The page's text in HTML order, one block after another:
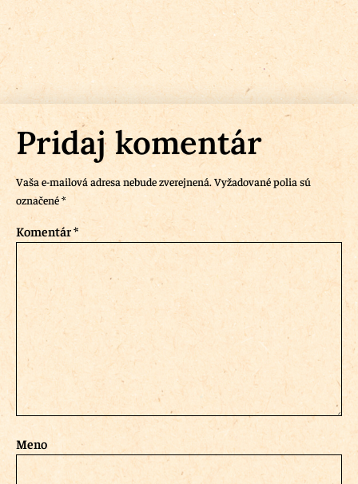
Pridaj komentár
Vaša e-mailová adresa nebude zverejnená.Vyžadované polia sú
označené*
Komentár*
Meno